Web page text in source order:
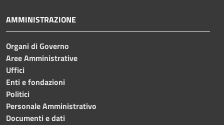
AMMINISTRAZIONE
Organi di Governo
Aree Amministrative
Uffici
Enti e fondazioni
Politici
Personale Amministrativo
Documenti e dati